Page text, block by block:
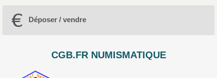
Déposer / vendre
CGB.FR NUMISMATIQUE